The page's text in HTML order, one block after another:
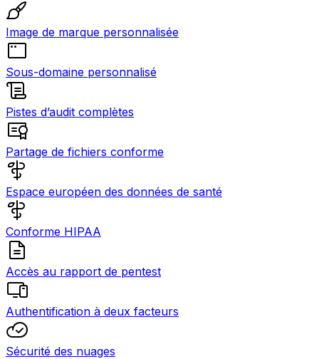
Image de marque personnalisée
Sous-domaine personnalisé
Pistes d’audit complètes
Partage de fichiers conforme
Espace européen des données de santé
Conforme HIPAA
Accès au rapport de pentest
Authentification à deux facteurs
Sécurité des nuages